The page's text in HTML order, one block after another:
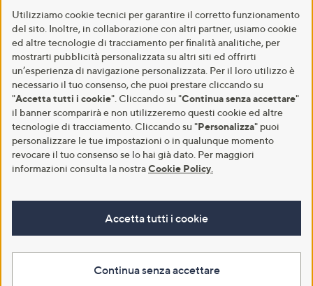
Utilizziamo cookie tecnici per garantire il corretto funzionamento
del sito. Inoltre, in collaborazione con altri partner, usiamo cookie
ed altre tecnologie di tracciamento per finalità analitiche, per
mostrarti pubblicità personalizzata su altri siti ed offrirti
un’esperienza di navigazione personalizzata. Per il loro utilizzo è
necessario il tuo consenso, che puoi prestare cliccando su
"Accetta tutti i cookie". Cliccando su "Continua senza accettare"
il banner scomparirà e non utilizzeremo questi cookie ed altre
tecnologie di tracciamento. Cliccando su "Personalizza" puoi
personalizzare le tue impostazioni o in qualunque momento
revocare il tuo consenso se lo hai già dato. Per maggiori
informazioni consulta la nostraCookie Policy
Accetta tutti i cookie
Continua senza accettare